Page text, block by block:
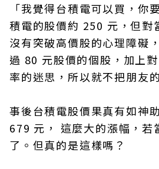
「我覺得台積電可以買，你
積電的股價約 250 元，但對
沒有突破高價股的心理障礙
過 80 元股價的個股，加上
率的迷思，所以就不把朋友
事後台積電股價果真有如神
679 元， 這麼大的漲幅，若
了。但真的是這樣嗎？